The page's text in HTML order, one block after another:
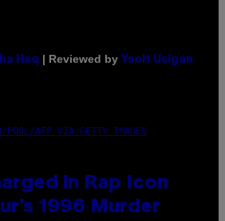
Haq | Reviewed by Ysolt Usigan
POOL/AFP VIA GETTY IMAGES
in Rap Icon
1996 Murder